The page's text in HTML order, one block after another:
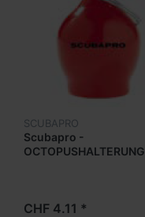
SCUBAPRO
Scubapro -
OCTOPUSHALTERUNG
CHF 4.11 *